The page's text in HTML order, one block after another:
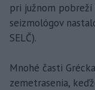
pri južnom
seizmológov
SELČ).
Mnohé časti
zemetrasenia,